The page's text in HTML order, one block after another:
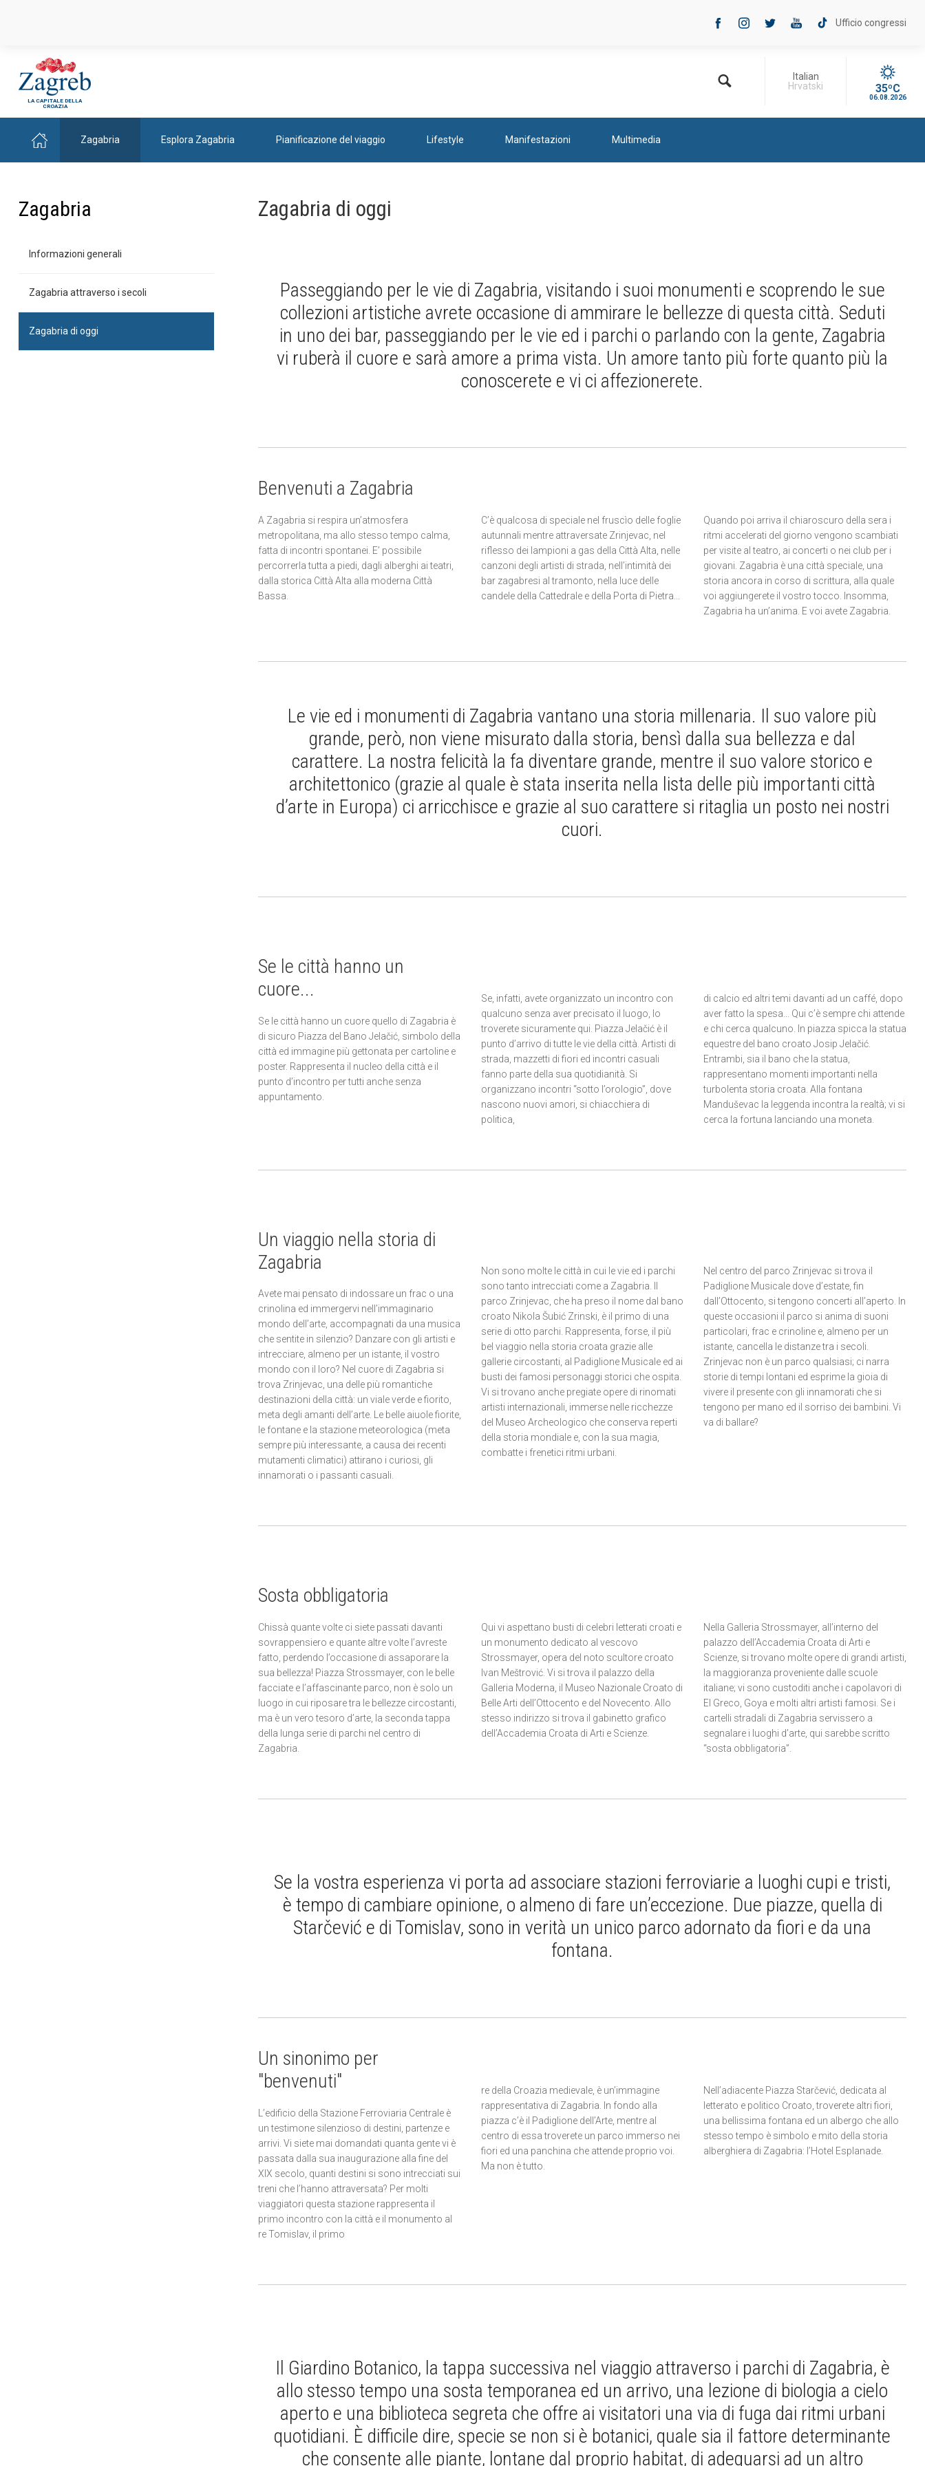
Ufficio congressi
LA CAPITALE DELLA
CROAZIA
Italian
Hrvatski
35ºC
06.08.2026
Zagabria Esplora Zagabria Pianificazione del viaggio Lifestyle Manifestazioni Multimedia
Zagabria
Informazioni generali
Zagabria attraverso i secoli
Zagabria di oggi
Zagabria di oggi
Passeggiando per le vie di Zagabria, visitando i suoi monumenti e scoprendo le sue
collezioni artistiche avrete occasione di ammirare le bellezze di questa città. Seduti
in uno dei bar, passeggiando per le vie ed i parchi o parlando con la gente, Zagabria
vi ruberà il cuore e sarà amore a prima vista. Un amore tanto più forte quanto più la
conoscerete e vi ci affezionerete.
Benvenuti a Zagabria
A Zagabria si respira un’atmosfera
metropolitana, ma allo stesso tempo calma,
fatta di incontri spontanei. E’ possibile
percorrerla tutta a piedi, dagli alberghi ai teatri,
dalla storica Città Alta alla moderna Città
Bassa.
C’è qualcosa di speciale nel fruscìo delle foglie
autunnali mentre attraversate Zrinjevac, nel
riflesso dei lampioni a gas della Città Alta, nelle
canzoni degli artisti di strada, nell’intimità dei
bar zagabresi al tramonto, nella luce delle
candele della Cattedrale e della Porta di Pietra...
Quando poi arriva il chiaroscuro della sera i
ritmi accelerati del giorno vengono scambiati
per visite al teatro, ai concerti o nei club per i
giovani. Zagabria è una città speciale, una
storia ancora in corso di scrittura, alla quale
voi aggiungerete il vostro tocco. Insomma,
Zagabria ha un’anima. E voi avete Zagabria.
Le vie ed i monumenti di Zagabria vantano una storia millenaria. Il suo valore più
grande, però, non viene misurato dalla storia, bensì dalla sua bellezza e dal
carattere. La nostra felicità la fa diventare grande, mentre il suo valore storico e
architettonico (grazie al quale è stata inserita nella lista delle più importanti città
d’arte in Europa) ci arricchisce e grazie al suo carattere si ritaglia un posto nei nostri
cuori.
Se le città hanno un
cuore...
Se le città hanno un cuore quello di Zagabria è
di sicuro Piazza del Bano Jelačić, simbolo della
città ed immagine più gettonata per cartoline e
poster. Rappresenta il nucleo della città e il
punto d’incontro per tutti anche senza
appuntamento.
Se, infatti, avete organizzato un incontro con
qualcuno senza aver precisato il luogo, lo
troverete sicuramente qui. Piazza Jelačić è il
punto d’arrivo di tutte le vie della città. Artisti di
strada, mazzetti di fiori ed incontri casuali
fanno parte della sua quotidianità. Si
organizzano incontri “sotto l’orologio”, dove
nascono nuovi amori, si chiacchiera di
politica,
di calcio ed altri temi davanti ad un caffé, dopo
aver fatto la spesa... Qui c’è sempre chi attende
e chi cerca qualcuno. In piazza spicca la statua
equestre del bano croato Josip Jelačić.
Entrambi, sia il bano che la statua,
rappresentano momenti importanti nella
turbolenta storia croata. Alla fontana
Manduševac la leggenda incontra la realtà; vi si
cerca la fortuna lanciando una moneta.
Un viaggio nella storia di
Zagabria
Avete mai pensato di indossare un frac o una
crinolina ed immergervi nell’immaginario
mondo dell’arte, accompagnati da una musica
che sentite in silenzio? Danzare con gli artisti e
intrecciare, almeno per un istante, il vostro
mondo con il loro? Nel cuore di Zagabria si
trova Zrinjevac, una delle più romantiche
destinazioni della città: un viale verde e fiorito,
meta degli amanti dell’arte. Le belle aiuole fiorite,
le fontane e la stazione meteorologica (meta
sempre più interessante, a causa dei recenti
mutamenti climatici) attirano i curiosi, gli
innamorati o i passanti casuali.
Non sono molte le città in cui le vie ed i parchi
sono tanto intrecciati come a Zagabria. Il
parco Zrinjevac, che ha preso il nome dal bano
croato Nikola Šubić Zrinski, è il primo di una
serie di otto parchi. Rappresenta, forse, il più
bel viaggio nella storia croata grazie alle
gallerie circostanti, al Padiglione Musicale ed ai
busti dei famosi personaggi storici che ospita.
Vi si trovano anche pregiate opere di rinomati
artisti internazionali, immerse nelle ricchezze
del Museo Archeologico che conserva reperti
della storia mondiale e, con la sua magia,
combatte i frenetici ritmi urbani.
Nel centro del parco Zrinjevac si trova il
Padiglione Musicale dove d’estate, fin
dall’Ottocento, si tengono concerti all’aperto. In
queste occasioni il parco si anima di suoni
particolari, frac e crinoline e, almeno per un
istante, cancella le distanze tra i secoli.
Zrinjevac non è un parco qualsiasi; ci narra
storie di tempi lontani ed esprime la gioia di
vivere il presente con gli innamorati che si
tengono per mano ed il sorriso dei bambini. Vi
va di ballare?
Sosta obbligatoria
Chissà quante volte ci siete passati davanti
sovrappensiero e quante altre volte l’avreste
fatto, perdendo l’occasione di assaporare la
sua bellezza! Piazza Strossmayer, con le belle
facciate e l’affascinante parco, non è solo un
luogo in cui riposare tra le bellezze circostanti,
ma è un vero tesoro d’arte, la seconda tappa
della lunga serie di parchi nel centro di
Zagabria.
Qui vi aspettano busti di celebri letterati croati e
un monumento dedicato al vescovo
Strossmayer, opera del noto scultore croato
Ivan Meštrović. Vi si trova il palazzo della
Galleria Moderna, il Museo Nazionale Croato di
Belle Arti dell’Ottocento e del Novecento. Allo
stesso indirizzo si trova il gabinetto grafico
dell’Accademia Croata di Arti e Scienze.
Nella Galleria Strossmayer, all’interno del
palazzo dell’Accademia Croata di Arti e
Scienze, si trovano molte opere di grandi artisti,
la maggioranza proveniente dalle scuole
italiane; vi sono custoditi anche i capolavori di
El Greco, Goya e molti altri artisti famosi. Se i
cartelli stradali di Zagabria servissero a
segnalare i luoghi d’arte, qui sarebbe scritto
“sosta obbligatoria”.
Se la vostra esperienza vi porta ad associare stazioni ferroviarie a luoghi cupi e tristi,
è tempo di cambiare opinione, o almeno di fare un’eccezione. Due piazze, quella di
Starčević e di Tomislav, sono in verità un unico parco adornato da fiori e da una
fontana.
Un sinonimo per
"benvenuti"
L’edificio della Stazione Ferroviaria Centrale è
un testimone silenzioso di destini, partenze e
arrivi. Vi siete mai domandati quanta gente vi è
passata dalla sua inaugurazione alla fine del
XIX secolo, quanti destini si sono intrecciati sui
treni che l’hanno attraversata? Per molti
viaggiatori questa stazione rappresenta il
primo incontro con la città e il monumento al
re Tomislav, il primo
re della Croazia medievale, è un’immagine
rappresentativa di Zagabria. In fondo alla
piazza c’è il Padiglione dell’Arte, mentre al
centro di essa troverete un parco immerso nei
fiori ed una panchina che attende proprio voi.
Ma non è tutto.
Nell’adiacente Piazza Starčević, dedicata al
letterato e politico Croato, troverete altri fiori,
una bellissima fontana ed un albergo che allo
stesso tempo è simbolo e mito della storia
alberghiera di Zagabria: l’Hotel Esplanade.
Il Giardino Botanico, la tappa successiva nel viaggio attraverso i parchi di Zagabria, è
allo stesso tempo una sosta temporanea ed un arrivo, una lezione di biologia a cielo
aperto e una biblioteca segreta che offre ai visitatori una via di fuga dai ritmi urbani
quotidiani. È difficile dire, specie se non si è botanici, quale sia il fattore determinante
che consente alle piante, lontane dal proprio habitat, di adeguarsi ad un altro